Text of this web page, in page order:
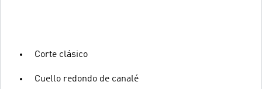
Corte clásico
Cuello redondo de canalé